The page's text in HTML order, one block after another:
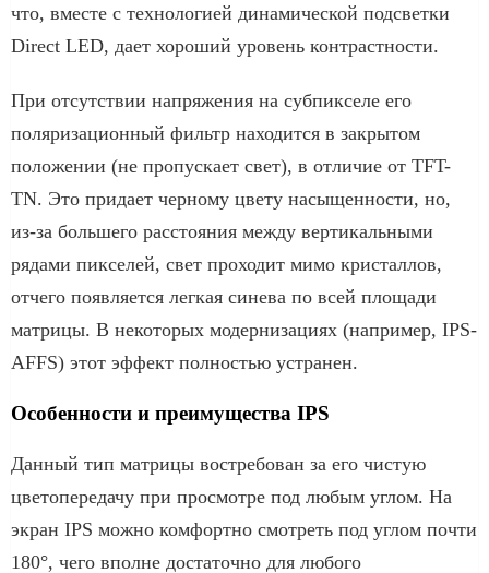
что, вместе с технологией динамической подсветки
Direct LED, дает хороший уровень контрастности.
При отсутствии напряжения на субпикселе его
поляризационный фильтр находится в закрытом
положении (не пропускает свет), в отличие от TFT-
TN. Это придает черному цвету насыщенности, но,
из-за большего расстояния между вертикальными
рядами пикселей, свет проходит мимо кристаллов,
отчего появляется легкая синева по всей площади
матрицы. В некоторых модернизациях (например, IPS-
AFFS) этот эффект полностью устранен.
Особенности и преимущества IPS
Данный тип матрицы востребован за его чистую
цветопередачу при просмотре под любым углом. На
экран IPS можно комфортно смотреть под углом почти
180°, чего вполне достаточно для любого